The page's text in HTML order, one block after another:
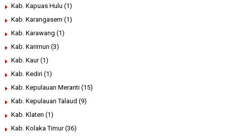
Kab. Kapuas Hulu (1)
Kab. Karangasem (1)
Kab. Karawang (1)
Kab. Karimun (3)
Kab. Kaur (1)
Kab. Kediri (1)
Kab. Kepulauan Meranti (15)
Kab. Kepulauan Talaud (9)
Kab. Klaten (1)
Kab. Kolaka Timur (36)